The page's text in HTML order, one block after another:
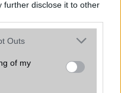
further disclose it to other
one or more Google
You may click to
its third-party tags to
in below Google
Outs
of my
Miért is?